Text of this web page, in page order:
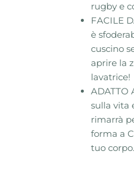
rugby e
FACILE
è
cuscino
aprire la
lavatrice!
ADATTO
sulla vita
rimarrà
forma a
tuo corpo.